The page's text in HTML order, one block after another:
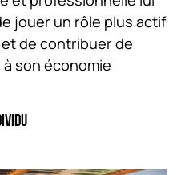
jouer un rôle plus actif
de contribuer de
son économie